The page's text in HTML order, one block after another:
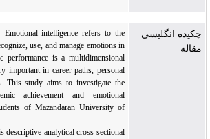
چکیده انگلیسی
مقاله
Emotional intelligence refers to the
use, and manage emotions in
performance is a multidimensional
important in career paths, personal
This study aims to investigate the
achievement and emotional
of Mazandaran University of
descriptive-analytical cross-sectional